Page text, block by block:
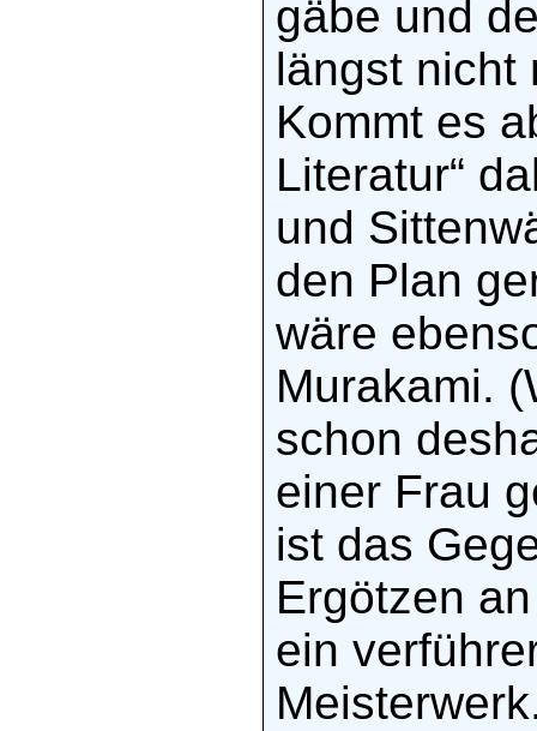
gäbe und
längst nicht
Kommt es
Literatur“
und
den Plan
wäre
Murakami.
schon
einer Frau
ist das
Ergötzen
ein